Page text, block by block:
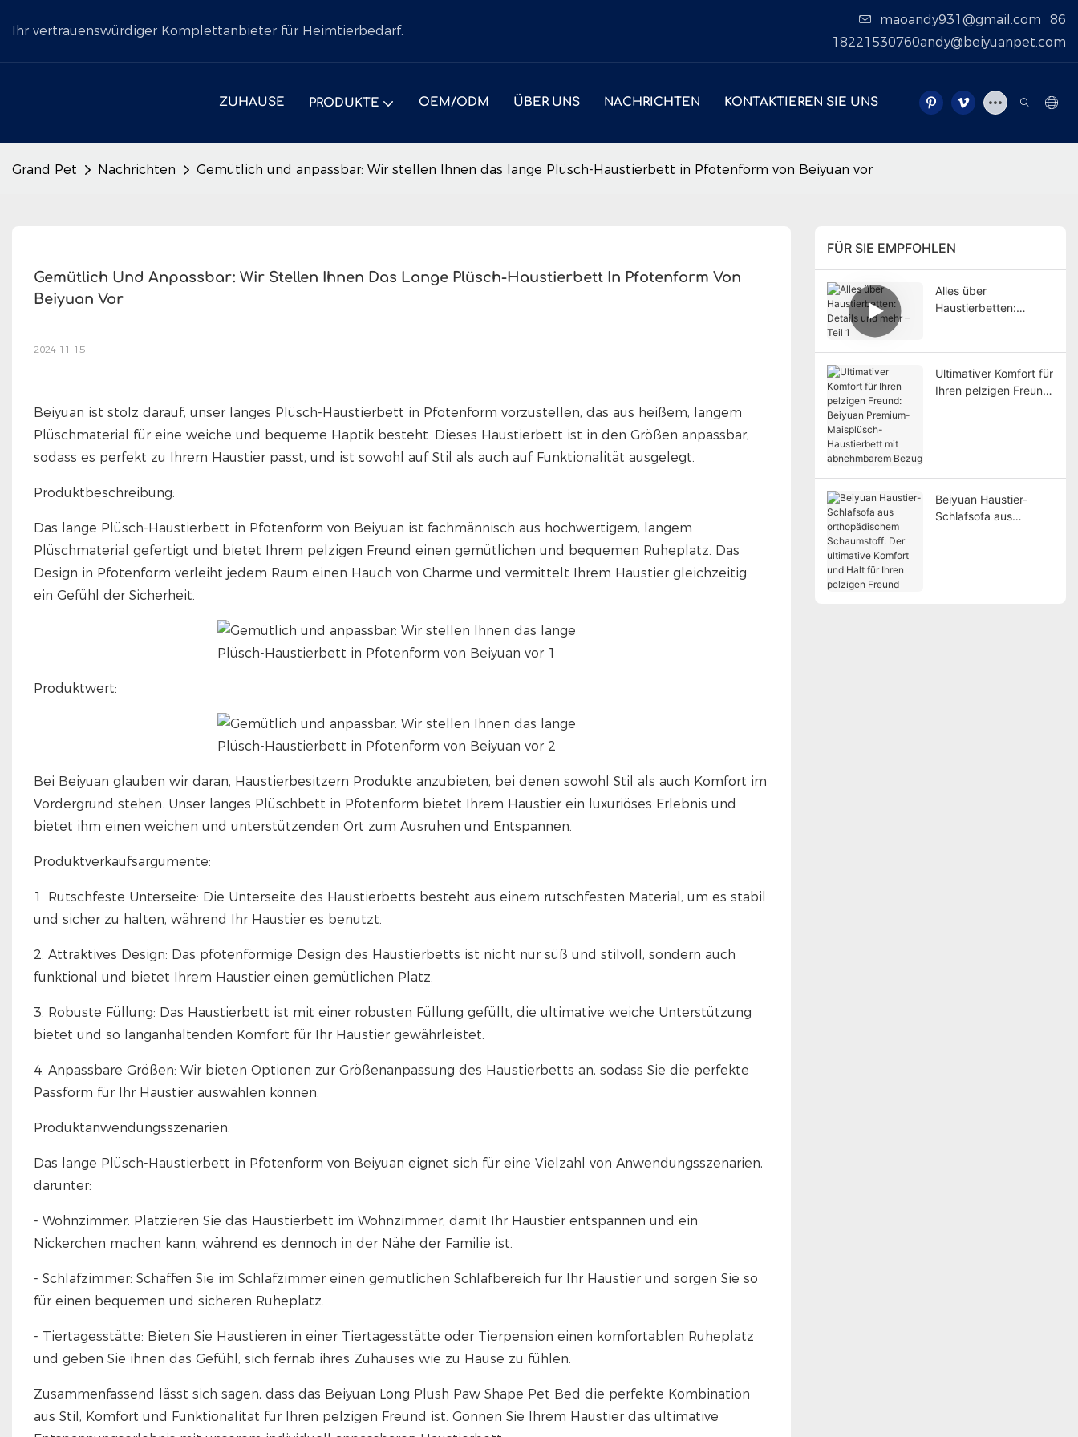
Ihr vertrauenswürdiger Komplettanbieter für Heimtierbedarf.
maoandy931@gmail.com
86
18221530760andy@beiyuanpet.com
ZUHAUSE PRODUKTE OEM/ODM ÜBER UNS NACHRICHTEN KONTAKTIEREN SIE UNS
Grand Pet Nachrichten Gemütlich und anpassbar: Wir stellen Ihnen das lange Plüsch-Haustierbett in Pfotenform von Beiyuan vor
Gemütlich Und Anpassbar: Wir Stellen Ihnen Das Lange Plüsch-Haustierbett In Pfotenform Von
Beiyuan Vor
2024-11-15
Beiyuan ist stolz darauf, unser langes Plüsch-Haustierbett in Pfotenform vorzustellen, das aus heißem, langem
Plüschmaterial für eine weiche und bequeme Haptik besteht. Dieses Haustierbett ist in den Größen anpassbar,
sodass es perfekt zu Ihrem Haustier passt, und ist sowohl auf Stil als auch auf Funktionalität ausgelegt.
Produktbeschreibung:
Das lange Plüsch-Haustierbett in Pfotenform von Beiyuan ist fachmännisch aus hochwertigem, langem
Plüschmaterial gefertigt und bietet Ihrem pelzigen Freund einen gemütlichen und bequemen Ruheplatz. Das
Design in Pfotenform verleiht jedem Raum einen Hauch von Charme und vermittelt Ihrem Haustier gleichzeitig
ein Gefühl der Sicherheit.
Produktwert:
Bei Beiyuan glauben wir daran, Haustierbesitzern Produkte anzubieten, bei denen sowohl Stil als auch Komfort im
Vordergrund stehen. Unser langes Plüschbett in Pfotenform bietet Ihrem Haustier ein luxuriöses Erlebnis und
bietet ihm einen weichen und unterstützenden Ort zum Ausruhen und Entspannen.
Produktverkaufsargumente:
1. Rutschfeste Unterseite: Die Unterseite des Haustierbetts besteht aus einem rutschfesten Material, um es stabil
und sicher zu halten, während Ihr Haustier es benutzt.
2. Attraktives Design: Das pfotenförmige Design des Haustierbetts ist nicht nur süß und stilvoll, sondern auch
funktional und bietet Ihrem Haustier einen gemütlichen Platz.
3. Robuste Füllung: Das Haustierbett ist mit einer robusten Füllung gefüllt, die ultimative weiche Unterstützung
bietet und so langanhaltenden Komfort für Ihr Haustier gewährleistet.
4. Anpassbare Größen: Wir bieten Optionen zur Größenanpassung des Haustierbetts an, sodass Sie die perfekte
Passform für Ihr Haustier auswählen können.
Produktanwendungsszenarien:
Das lange Plüsch-Haustierbett in Pfotenform von Beiyuan eignet sich für eine Vielzahl von Anwendungsszenarien,
darunter:
- Wohnzimmer: Platzieren Sie das Haustierbett im Wohnzimmer, damit Ihr Haustier entspannen und ein
Nickerchen machen kann, während es dennoch in der Nähe der Familie ist.
- Schlafzimmer: Schaffen Sie im Schlafzimmer einen gemütlichen Schlafbereich für Ihr Haustier und sorgen Sie so
für einen bequemen und sicheren Ruheplatz.
- Tiertagesstätte: Bieten Sie Haustieren in einer Tiertagesstätte oder Tierpension einen komfortablen Ruheplatz
und geben Sie ihnen das Gefühl, sich fernab ihres Zuhauses wie zu Hause zu fühlen.
Zusammenfassend lässt sich sagen, dass das Beiyuan Long Plush Paw Shape Pet Bed die perfekte Kombination
aus Stil, Komfort und Funktionalität für Ihren pelzigen Freund ist. Gönnen Sie Ihrem Haustier das ultimative
FÜR SIE EMPFOHLEN
Alles über
Haustierbetten:
Ultimativer Komfort für
Ihren pelzigen Freund:
Beiyuan Haustier-
Schlafsofa aus